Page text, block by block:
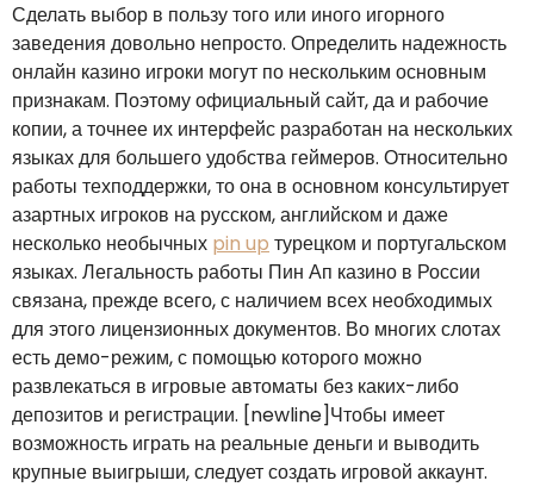
Сделать выбор в пользу того или иного игорного
заведения довольно непросто. Определить надежность
онлайн казино игроки могут по нескольким основным
признакам. Поэтому официальный сайт, да и рабочие
копии, а точнее их интерфейс разработан на нескольких
языках для большего удобства геймеров. Относительно
работы техподдержки, то она в основном консультирует
азартных игроков на русском, английском и даже
несколько необычных pin up турецком и португальском
языках. Легальность работы Пин Ап казино в России
связана, прежде всего, с наличием всех необходимых
для этого лицензионных документов. Во многих слотах
есть демо-режим, с помощью которого можно
развлекаться в игровые автоматы без каких-либо
депозитов и регистрации. [newline]Чтобы имеет
возможность играть на реальные деньги и выводить
крупные выигрыши, следует создать игровой аккаунт.